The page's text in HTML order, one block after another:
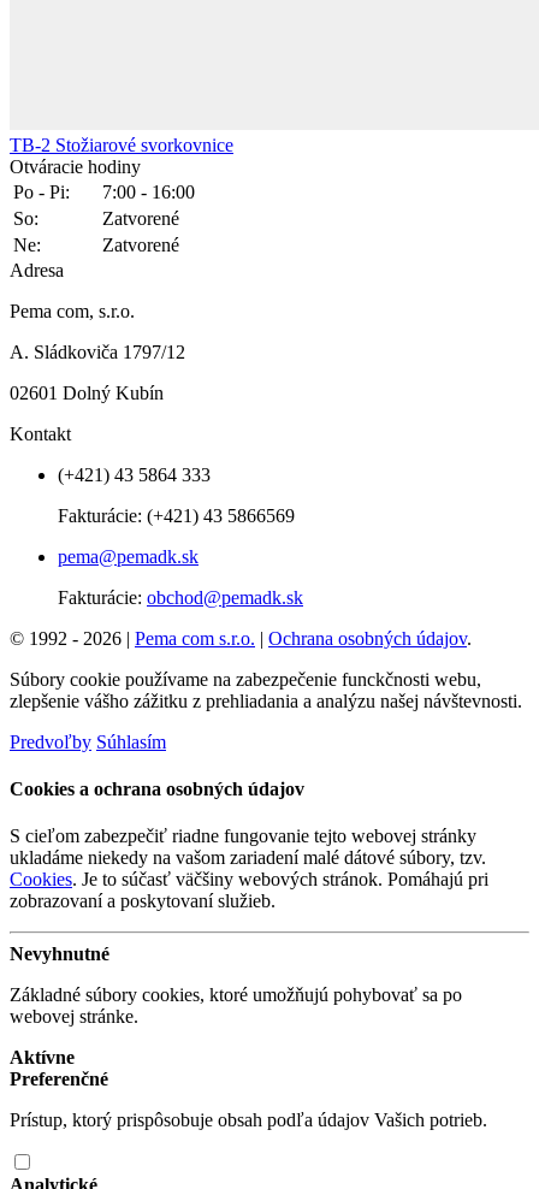
TB-2 Stožiarové svorkovnice
Otváracie hodiny
Po - Pi:
7:00 - 16:00
So:
Zatvorené
Ne:
Zatvorené
Adresa
Pema com, s.r.o.
A. Sládkoviča 1797/12
02601 Dolný Kubín
Kontakt
(+421) 43 5864 333
Fakturácie: (+421) 43 5866569
pema@pemadk.sk
Fakturácie: obchod@pemadk.sk
© 1992 - 2026 | Pema com s.r.o. | Ochrana osobných údajov.
Súbory cookie používame na zabezpečenie funckčnosti webu,
zlepšenie vášho zážitku z prehliadania a analýzu našej návštevnosti.
Predvoľby Súhlasím
Cookies a ochrana osobných údajov
S cieľom zabezpečiť riadne fungovanie tejto webovej stránky
ukladáme niekedy na vašom zariadení malé dátové súbory, tzv.
Cookies. Je to súčasť väčšiny webových stránok. Pomáhajú pri
zobrazovaní a poskytovaní služieb.
Nevyhnutné
Základné súbory cookies, ktoré umožňujú pohybovať sa po
webovej stránke.
Aktívne
Preferenčné
Prístup, ktorý prispôsobuje obsah podľa údajov Vašich potrieb.